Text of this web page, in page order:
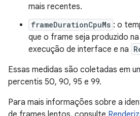
mais recentes.
frameDurationCpuMs : o
que o frame seja produzido na
execução de interface e na
Essas medidas são coletadas em
percentis 50, 90, 95 e 99.
Para mais informações sobre a